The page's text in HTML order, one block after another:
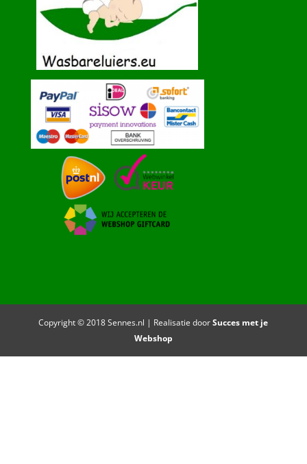
Copyright © 2018 Sennes.nl | Realisatie doorSucces met je
Webshop